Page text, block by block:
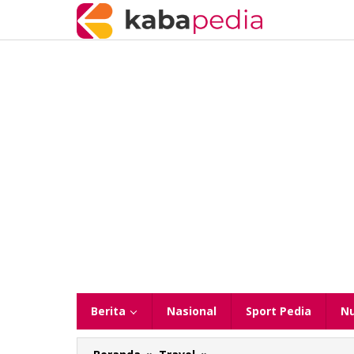
konten
Berita Nasional Sport Pedia